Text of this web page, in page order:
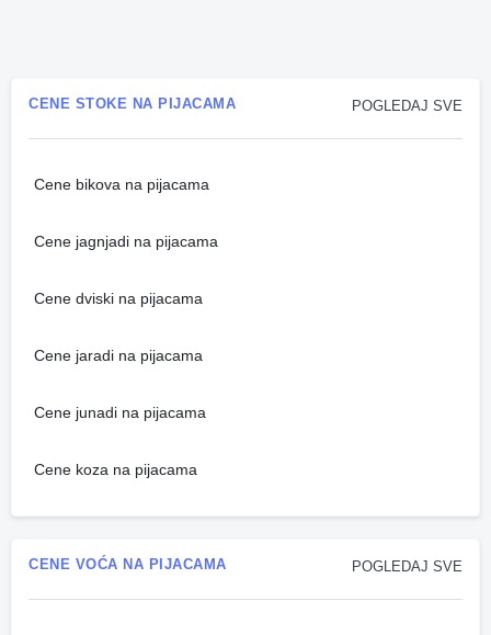
POGLEDAJ SVE
CENE STOKE NA PIJACAMA
Cene bikova na pijacama
Cene jagnjadi na pijacama
Cene dviski na pijacama
Cene jaradi na pijacama
Cene junadi na pijacama
Cene koza na pijacama
POGLEDAJ SVE
CENE VOĆA NA PIJACAMA